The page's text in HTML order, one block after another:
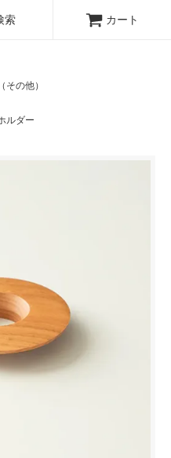
索 カート
その他）
ルダー